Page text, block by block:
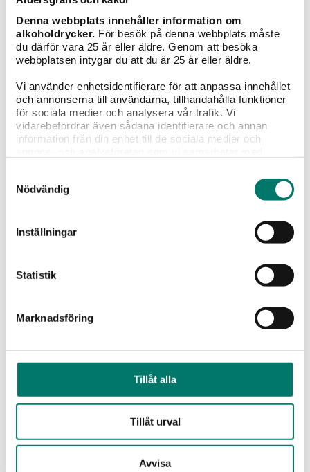
Denna webbplats innehåller information om
alkoholdrycker. För besök på denna webbplats måste
du därför vara 25 år eller äldre. Genom att besöka
webbplatsen intygar du att du är 25 år eller äldre.
Vi använder enhetsidentifierare för att anpassa innehållet
och annonserna till användarna, tillhandahålla funktioner
för sociala medier och analysera vår trafik. Vi
vidarebefordrar även sådana identifierare och annan
information från din enhet till de sociala medier och
information som du har tillhandahållit eller som de har
samlat in när du har använt deras tjänster.
Nödvändig
Inställningar
Statistik
Marknadsföring
Tillåt alla
Tillåt urval
Avvisa
Betyg
11röster
8 st
Tillagningstid
Vintips till maten